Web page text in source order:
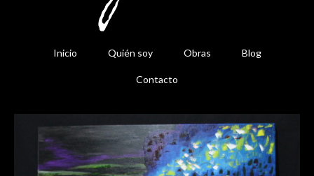
Inicio Quién soy Obras Blog
Contacto